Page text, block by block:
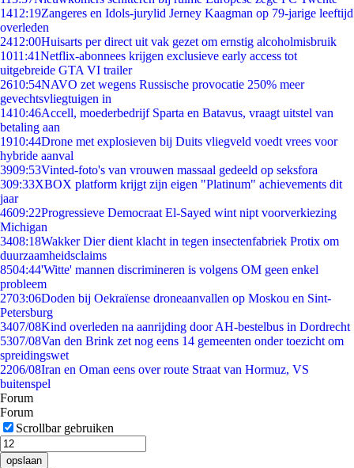
1412:19Zangeres en Idols-jurylid Jerney Kaagman op 79-jarige leeftijd
overleden
2412:00Huisarts per direct uit vak gezet om ernstig alcoholmisbruik
1011:41Netflix-abonnees krijgen exclusieve early access tot
uitgebreide GTA VI trailer
2610:54NAVO zet wegens Russische provocatie 250% meer
gevechtsvliegtuigen in
1410:46Accell, moederbedrijf Sparta en Batavus, vraagt uitstel van
betaling aan
1910:44Drone met explosieven bij Duits vliegveld voedt vrees voor
hybride aanval
3909:53Vinted-foto's van vrouwen massaal gedeeld op seksfora
309:33XBOX platform krijgt zijn eigen "Platinum" achievements dit
jaar
4609:22Progressieve Democraat El-Sayed wint nipt voorverkiezing
Michigan
3408:18Wakker Dier dient klacht in tegen insectenfabriek Protix om
duurzaamheidsclaims
8504:44'Witte' mannen discrimineren is volgens OM geen enkel
probleem
2703:06Doden bij Oekraïense droneaanvallen op Moskou en Sint-
Petersburg
3407/08Kind overleden na aanrijding door AH-bestelbus in Dordrecht
5307/08Van den Brink zet nog eens 14 gemeenten onder toezicht om
spreidingswet
2206/08Iran en Oman eens over route Straat van Hormuz, VS
buitenspel
Forum
Forum
Scrollbar gebruiken
opslaan